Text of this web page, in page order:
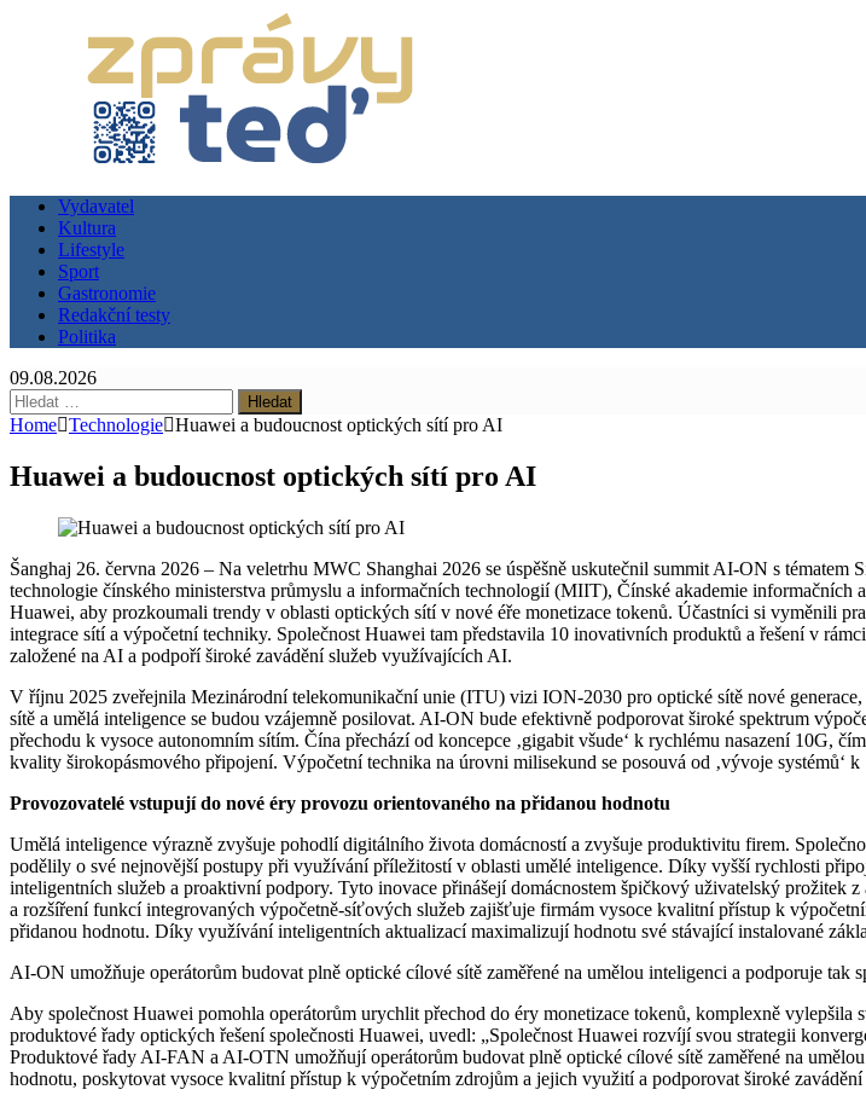
Vydavatel
Kultura
Lifestyle
Sport
Gastronomie
Redakční testy
Politika
09.08.2026
Vyhledávání
Home Technologie Huawei a budoucnost optických sítí pro AI
Huawei a budoucnost optických sítí pro AI
Šanghaj 26. června 2026 – Na veletrhu MWC Shanghai 2026 se úspěšně uskutečnil summit AI-ON s
technologie čínského ministerstva průmyslu a informačních technologií (MIIT), Čínské akademie
Huawei, aby prozkoumali trendy v oblasti optických sítí v nové éře monetizace tokenů. Účastníci si vyměnili
integrace sítí a výpočetní techniky. Společnost Huawei tam představila 10 inovativních produktů a řešení v
založené na AI a podpoří široké zavádění služeb využívajících AI.
V říjnu 2025 zveřejnila Mezinárodní telekomunikační unie (ITU) vizi ION-2030 pro optické sítě nové
sítě a umělá inteligence se budou vzájemně posilovat. AI-ON bude efektivně podporovat široké spektrum
přechodu k vysoce autonomním sítím. Čína přechází od koncepce ‚gigabit všude‘ k rychlému nasazení 10G,
kvality širokopásmového připojení. Výpočetní technika na úrovni milisekund se posouvá od ‚vývoje systémů‘
Provozovatelé vstupují do nové éry provozu orientovaného na přidanou hodnotu
Umělá inteligence výrazně zvyšuje pohodlí digitálního života domácností a zvyšuje produktivitu firem.
podělily o své nejnovější postupy při využívání příležitostí v oblasti umělé inteligence. Díky vyšší rychlosti
inteligentních služeb a proaktivní podpory. Tyto inovace přinášejí domácnostem špičkový uživatelský
a rozšíření funkcí integrovaných výpočetně-síťových služeb zajišťuje firmám vysoce kvalitní přístup k
přidanou hodnotu. Díky využívání inteligentních aktualizací maximalizují hodnotu své stávající instalované
AI-ON umožňuje operátorům budovat plně optické cílové sítě zaměřené na umělou inteligenci a podporuje tak
Aby společnost Huawei pomohla operátorům urychlit přechod do éry monetizace tokenů, komplexně
produktové řady optických řešení společnosti Huawei, uvedl: „Společnost Huawei rozvíjí svou strategii
Produktové řady AI-FAN a AI-OTN umožňují operátorům budovat plně optické cílové sítě zaměřené na
hodnotu, poskytovat vysoce kvalitní přístup k výpočetním zdrojům a jejich využití a podporovat široké zavádění